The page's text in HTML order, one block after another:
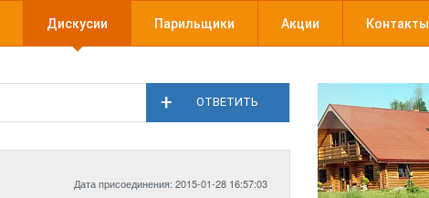
Дискусии Парильщики Акции Контакты
ОТВЕТИТЬ
Дата присоединения: 2015-01-28 16:57:03